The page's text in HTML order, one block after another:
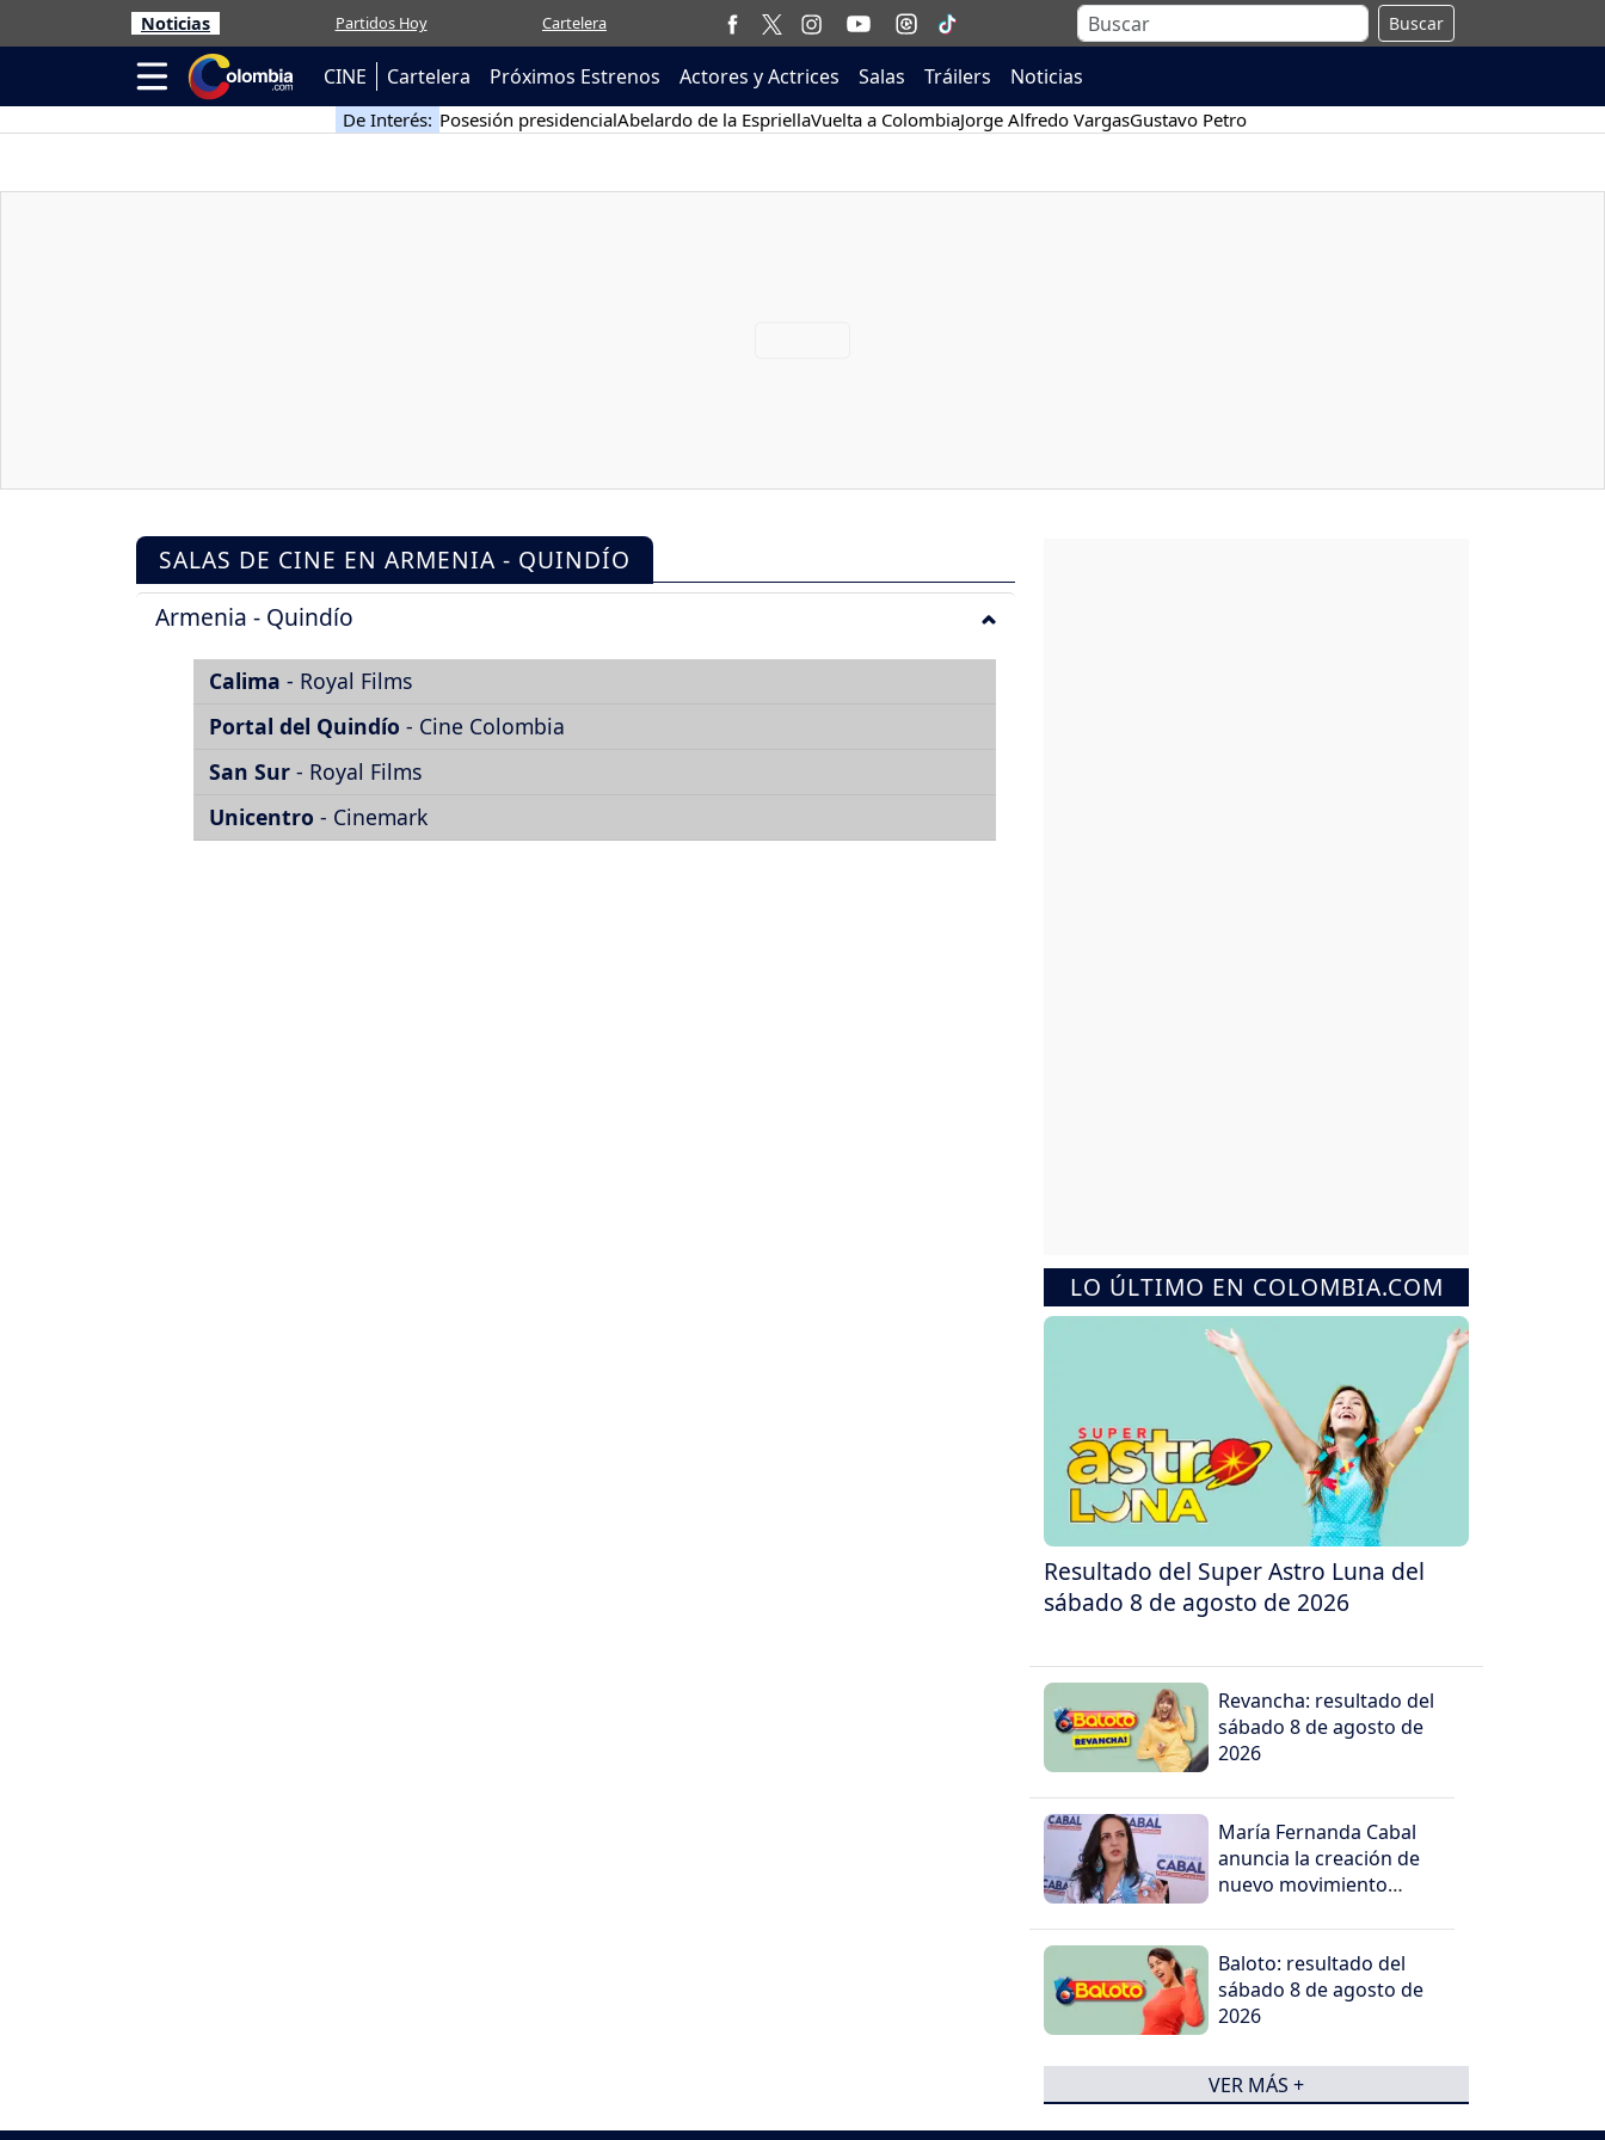
Noticias Partidos Hoy Cartelera Buscar
CINE Cartelera Próximos Estrenos Actores y Actrices Salas Tráilers Noticias
De Interés: Posesión presidencialAbelardo de la EspriellaVuelta a ColombiaJorge Alfredo VargasGustavo Petro
SALAS DE CINE EN ARMENIA - QUINDÍO
Armenia - Quindío
Calima - Royal Films
Portal del Quindío - Cine Colombia
San Sur- Royal Films
Unicentro - Cinemark
LO ÚLTIMO EN COLOMBIA.COM
Resultado del Super Astro Luna del
sábado 8 de agosto de 2026
Revancha: resultado del
sábado 8 de agosto de
2026
María Fernanda Cabal
anuncia la creación de
nuevo movimiento
Baloto: resultado del
sábado 8 de agosto de
2026
VER MÁS +